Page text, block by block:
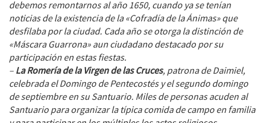
debemos remontarnos al año 1650, cuando ya se tenían
noticias de la existencia de la «Cofradía de la Ánimas» que
desfilaba por la ciudad. Cada año se otorga la distinción de
«Máscara Guarrona» aun ciudadano destacado por su
participación en estas fiestas.
– La Romería de la Virgen de las Cruces, patrona de Daimiel,
celebrada el Domingo de Pentecostés y el segundo domingo
de septiembre en su Santuario. Miles de personas acuden al
Santuario para organizar la típica comida de campo en familia